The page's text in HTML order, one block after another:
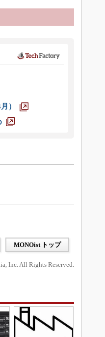
）
MONOist トップ
Inc. All Rights Reserved.